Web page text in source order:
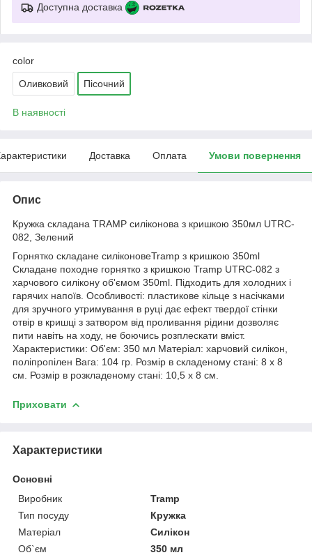
Доступна доставка
color
Оливковий Пісочний
В наявності
Доставка Оплата Умови повернення
Опис
Кружка складана TRAMP силіконова з кришкою 350мл UTRC-
082, Зелений
Горнятко складане силіконовеTramp з кришкою 350ml
Складане походне горнятко з кришкою Tramp UTRC-082 з
харчового силікону об'ємом 350ml. Підходить для холодних і
гарячих напоїв. Особливості: пластикове кільце з насічками
для зручного утримування в руці дає ефект твердої стінки
отвір в кришці з затвором від проливання рідини дозволяє
пити навіть на ходу, не боючись розплескати вміст.
Характеристики: Об'єм: 350 мл Матеріал: харчовий силікон,
поліпропілен Вага: 104 гр. Розмір в складеному стані: 8 х 8
см. Розмір в розкладеному стані: 10,5 х 8 см.
Приховати
Характеристики
Основні
Виробник
Tramp
Тип посуду
Кружка
Матеріал
Силікон
Об`єм
350 мл